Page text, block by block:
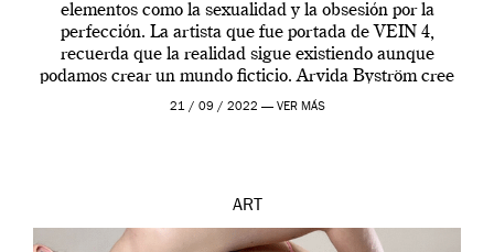
elementos como la sexualidad y la obsesión por la
perfección. La artista que fue portada de VEIN 4,
recuerda que la realidad sigue existiendo aunque
podamos crear un mundo ficticio. Arvida Byström cree
que los humanos tienen un complejo […]
21 / 09 / 2022 — VER MÁS
ART